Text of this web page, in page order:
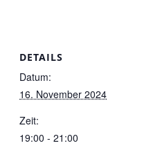
DETAILS
Datum:
16. November 2024
Zeit:
19:00 - 21:00